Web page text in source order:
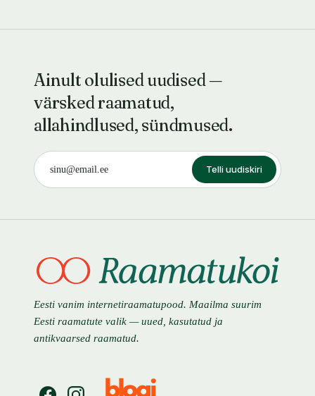
Ainult olulised uudised —
värsked raamatud,
allahindlused, sündmused.
Telli uudiskiri
Eesti vanim internetiraamatupood. Maailma suurim
Eesti raamatute valik — uued, kasutatud ja
antikvaarsed raamatud.